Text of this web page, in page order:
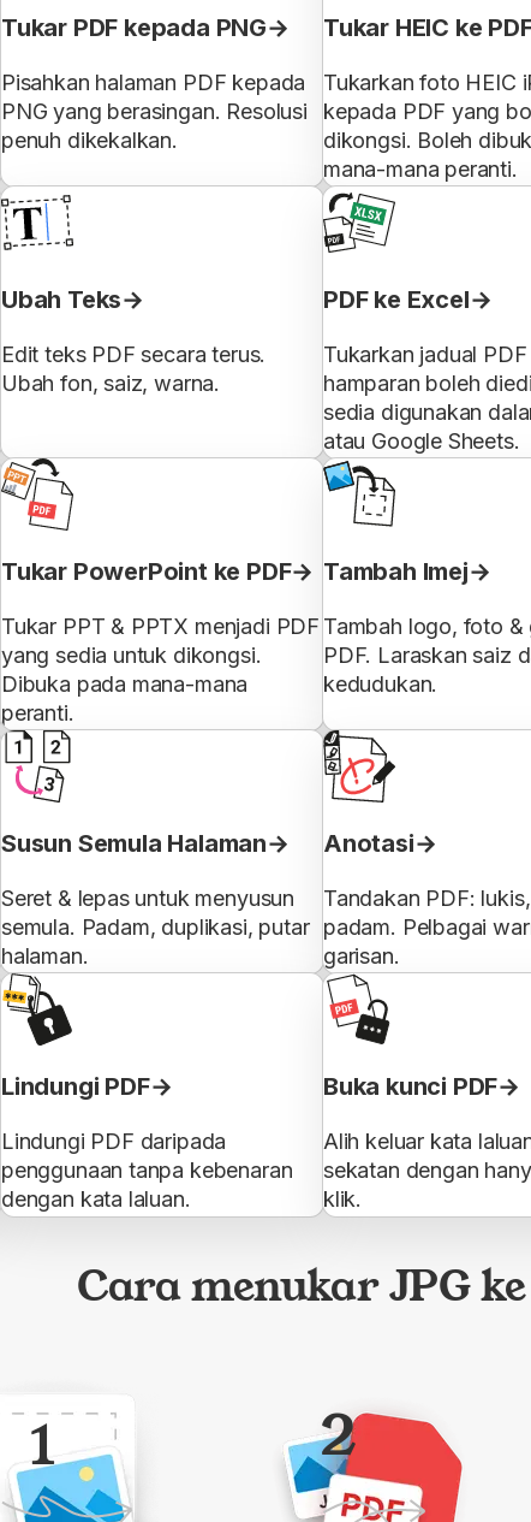
Tukar PDF kepada PNG
Pisahkan halaman PDF kepada
PNG yang berasingan. Resolusi
penuh dikekalkan.
Tukar HEIC ke
Tukarkan foto HEIC
kepada PDF yang
dikongsi. Boleh
mana-mana peranti.
Ubah Teks
Edit teks PDF secara terus.
Ubah fon, saiz, warna.
PDF ke Excel
Tukarkan jadual
hamparan boleh
sedia digunakan
atau Google Sheets.
Tukar PowerPoint ke PDF
Tukar PPT & PPTX menjadi PDF
yang sedia untuk dikongsi.
Dibuka pada mana-mana
peranti.
Tambah Imej
Tambah logo, foto
PDF. Laraskan saiz
kedudukan.
Susun Semula Halaman
Seret & lepas untuk menyusun
semula. Padam, duplikasi, putar
halaman.
Anotasi
Tandakan PDF:
padam. Pelbagai
garisan.
Lindungi PDF
Lindungi PDF daripada
penggunaan tanpa kebenaran
dengan kata laluan.
Buka kunci PDF
Alih keluar kata
sekatan dengan
klik.
Cara menukar JPG
1 2